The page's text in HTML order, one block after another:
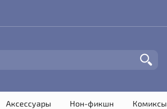
Аксессуары Нон-фикшн Комиксы